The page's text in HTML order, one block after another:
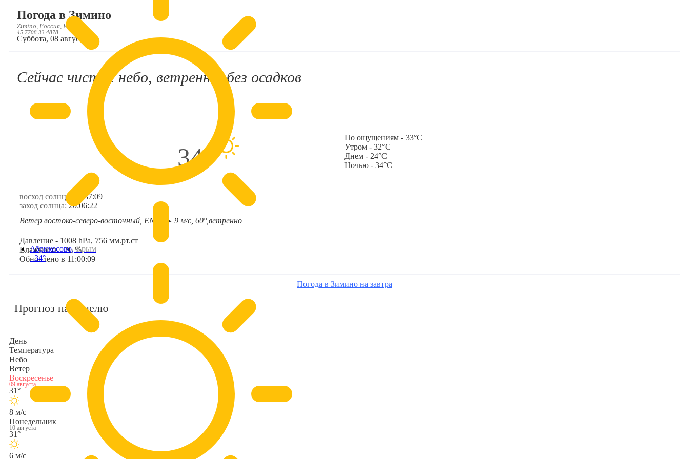
Абрикосово,Крым
+34°
Погода в Зимино
Zimino, Россия, RU
45.7708 33.4878
Суббота, 08 августа
Сейчас чистое небо, ветренно, без осадков
34°
По ощущениям - 33°C
Утром - 32°C
Днем - 24°C
Ночью - 34°C
восход солнца:
05:37:09
заход солнца:20:06:22
Ветер востоко-северо-восточный, ENE
➤ 9 м/с, 60°, ветренно
Давление - 1008 hPa, 756 мм.рт.ст
Влажность - 26 %
Обновлено в 11:00:09
Погода в Зимино на завтра
Прогноз на неделю
День
Температура
Небо
Ветер
Воскресенье
09 августа
31°
8 м/с
Понедельник
10 августа
31°
6 м/с